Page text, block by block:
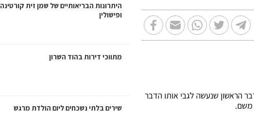
הראשון שנעשה לגבי אותו הדבר
משם.
היתרונות הבריאותיים של שמן זית קורטינה
ופישולין
מתווכי דירות בהוד השרון
שירים בלתי נשכחים ליום הולדת מרגש